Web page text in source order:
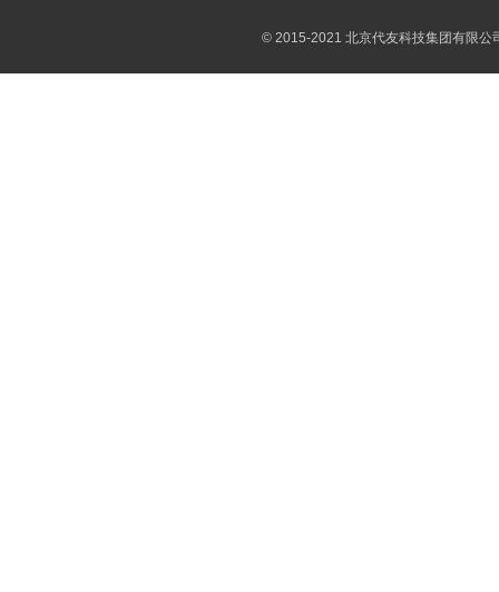
© 2015-2021 北京代友科技集团有限